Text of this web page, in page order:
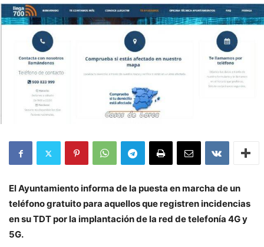
El Ayuntamiento informa de la puesta en marcha de un
teléfono gratuito para aquellos que registren incidencias
en su TDT por la implantación de la red de telefonía 4G y
5G.